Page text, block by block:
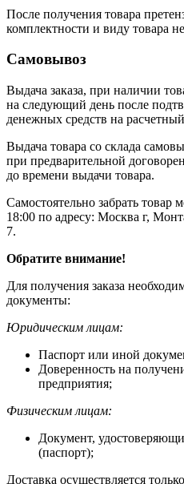
После получения товара
комплектности и виду товара
Самовывоз
Выдача заказа, при наличии
на следующий день после
денежных средств на расчетный
Выдача товара со склада
при предварительной
до времени выдачи товара.
Самостоятельно забрать
18:00 по адресу: Москва г,
7.
Обратите внимание!
Для получения заказа
документы:
Юридическим лицам:
Паспорт или иной
Доверенность на
предприятия;
Физическим лицам:
Документ,
(паспорт);
Доставка осуществляется